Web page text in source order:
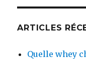
ARTICLES
Quelle whey